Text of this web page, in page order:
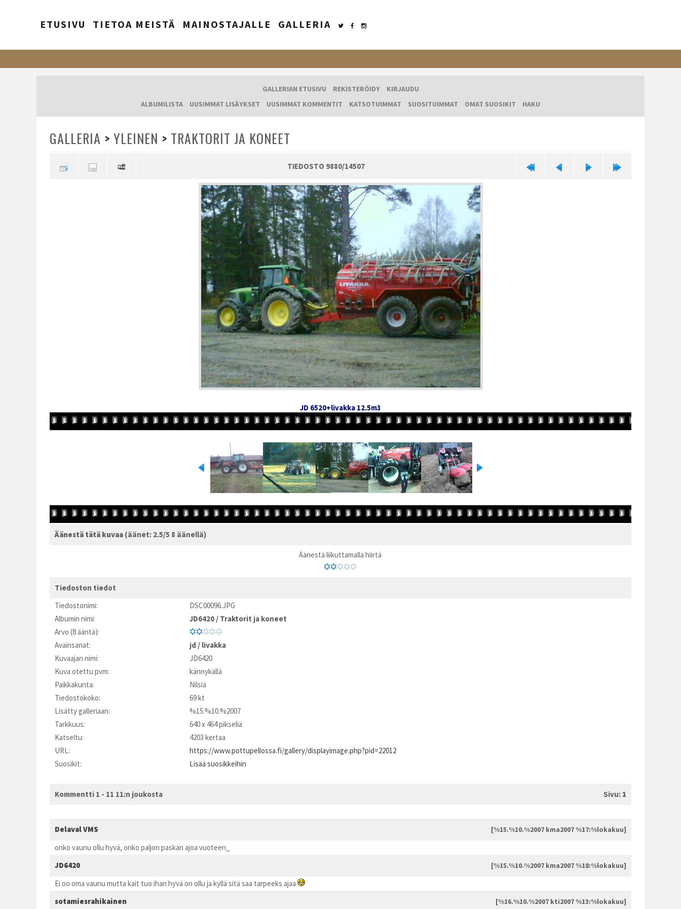
ETUSIVU TIETOA MEISTÄ MAINOSTAJALLE GALLERIA
GALLERIAN ETUSIVU REKISTERÖIDY
KIRJAUDU
ALBUMILISTA
UUSIMMAT LISÄYKSET UUSIMMAT KOMMENTIT KATSOTUIMMAT SUOSITUIMMAT OMAT SUOSIKIT HAKU
GALLERIA > YLEINEN > TRAKTORIT JA KONEET
TIEDOSTO 9880/14507
JD 6520+livakka 12.5m3
Äänestä tätä kuvaa (äänet: 2.5/5 8 äänellä)
Äänestä liikuttamalla hiirtä
Tiedoston tiedot
Tiedostonimi:
DSC00096.JPG
Albumin nimi:
JD6420 / Traktorit ja koneet
Arvo (8 ääntä):
Avainsanat:
jd / livakka
Kuvaajan nimi:
JD6420
Kuva otettu pvm:
kännykällä
Paikkakunta:
Nilsiä
Tiedostokoko:
69 kt
Lisätty galleriaan:
%15.%10.%2007
Tarkkuus:
640 x 464 pikseliä
Katseltu:
4203 kertaa
URL:
https://www.pottupellossa.fi/gallery/displayimage.php?pid=22012
Suosikit:
Lisää suosikkeihin
Kommentti 1 - 11 11:n joukosta Sivu: 1
Delaval VMS [%15.%10.%2007 kma2007 %17:%lokakuu]
onko vaunu ollu hyvä, onko paljon paskan ajoa vuoteen_
JD6420
[%15.%10.%2007 kma2007 %18:%lokakuu]
Ei oo oma vaunu mutta kait tuo ihan hyvä on ollu ja kyllä sitä saa tarpeeks ajaa
sotamiesrahikainen
[%16.%10.%2007 kti2007 %13:%lokakuu]